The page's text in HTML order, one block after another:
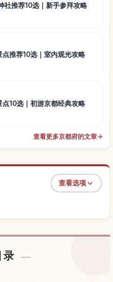
社推荐10选｜新手参拜攻略
点推荐10选｜室内观光攻略
点10选｜初游京都经典攻略
查看更多京都府的文章→
查看选项
录